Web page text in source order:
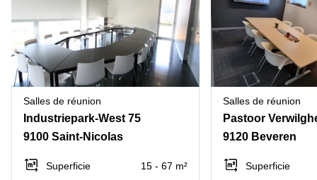
Coworking
Salles
de
réunion
Bureau
virtuel
Bruxelles
Bruxelles
Aeroport
Gand
Hasselt
la
Neuve
Bruxelles
Bureau
a louer
Gand
Bureau
à louer
Liège
Centre
Anvers
Connexion
Choisissez une langue
flamand
Salles de réunion
Industriepark-West 75
9100 Saint-Nicolas
Superficie
15 - 67 m²
Salles de réunion
9120 Beveren
Superficie